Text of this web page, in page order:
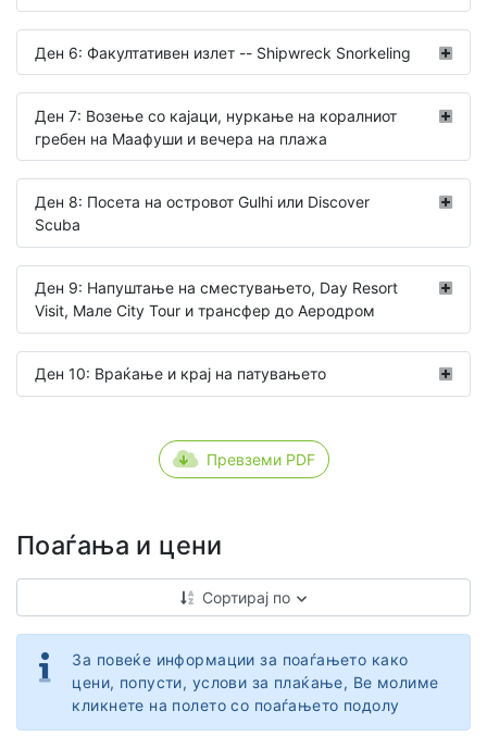
Ден 6: Факултативен излет -- Shipwreck Snorkeling
Ден 7: Возење со кајаци, нуркање на коралниот
гребен на Маафуши и вечера на плажа
Ден 8: Посета на островот Gulhi или Discover
Scuba
Ден 9: Напуштање на сместувањето, Day Resort
Visit, Мале City Tour и трансфер до Аеродром
Ден 10: Враќање и крај на патувањето
Превземи PDF
Поаѓања и цени
Сортирај по
За повеќе информации за поаѓањето како
цени, попусти, услови за плаќање, Ве молиме
кликнете на полето со поаѓањето подолу